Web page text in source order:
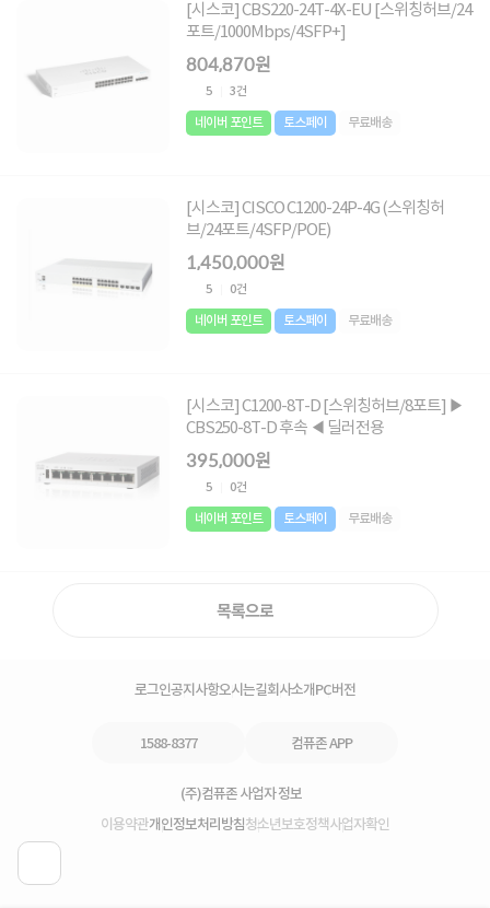
[시스코] CBS220-24T-4X-EU [스위칭허브/24
포트/1000Mbps/4SFP+]
804,870원
5 3건
네이버 포인트 토스페이 무료배송
[시스코] CISCO C1200-24P-4G (스위칭허
브/24포트/4SFP/POE)
1,450,000원
5 0건
네이버 포인트 토스페이 무료배송
[시스코] C1200-8T-D [스위칭허브/8포트] ▶
CBS250-8T-D 후속 ◀ 딜러전용
395,000원
5 0건
네이버 포인트 토스페이 무료배송
목록으로
로그인공지사항오시는길회사소개PC버전
1588-8377 컴퓨존 APP
(주)컴퓨존 사업자 정보
이용약관개인정보처리방침청소년보호정책사업자확인